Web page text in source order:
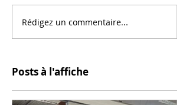
Rédigez un commentaire...
Posts à l'affiche